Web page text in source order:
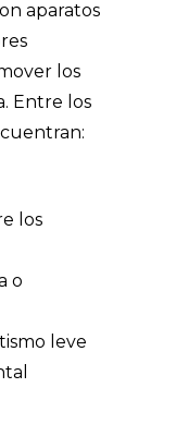
aparatos
los
Entre los
los
o
leve